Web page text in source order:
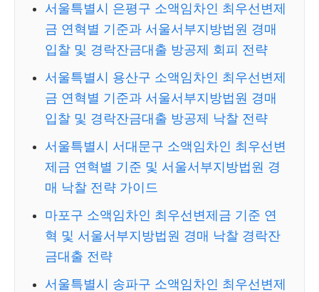
서울특별시 은평구 소액임차인 최우선변제
금 연혁별 기준과 서울서부지방법원 경매
입찰 및 경락잔금대출 방공제 회피 전략
서울특별시 용산구 소액임차인 최우선변제
금 연혁별 기준과 서울서부지방법원 경매
입찰 및 경락잔금대출 방공제 낙찰 전략
서울특별시 서대문구 소액임차인 최우선변
제금 연혁별 기준 및 서울서부지방법원 경
매 낙찰 전략 가이드
마포구 소액임차인 최우선변제금 기준 연
혁 및 서울서부지방법원 경매 낙찰 경락잔
금대출 전략
서울특별시 송파구 소액임차인 최우선변제